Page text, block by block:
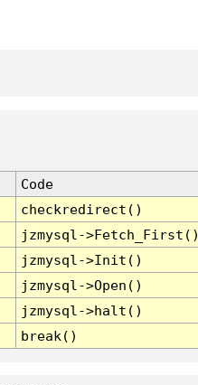
Code
checkredirect()
jzmysql-
jzmysql->Init()
jzmysql->Open()
jzmysql->halt()
break()